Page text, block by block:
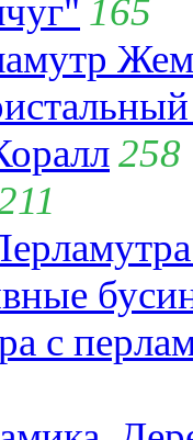
165
258
с